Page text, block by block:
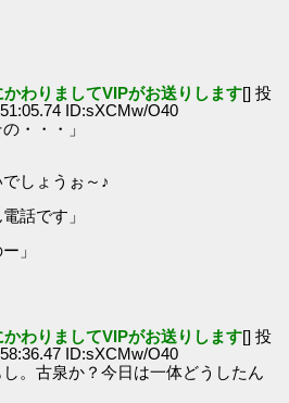
かわりましてVIPがお送りします[] 投
ID:sXCMw/O40
・・・」
しょうぉ～♪
話です」
」
かわりましてVIPがお送りします[] 投
ID:sXCMw/O40
し。古泉か？今日は一体どうしたん